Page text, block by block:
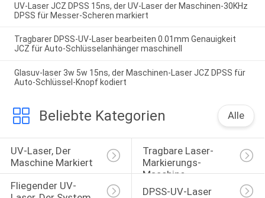
UV-Laser JCZ DPSS 15ns, der UV-Laser der Maschinen-30KHz
DPSS für Messer-Scheren markiert
Tragbarer DPSS-UV-Laser bearbeiten 0.01mm Genauigkeit
JCZ für Auto-Schlüsselanhänger maschinell
Glasuv-laser 3w 5w 15ns, der Maschinen-Laser JCZ DPSS für
Auto-Schlüssel-Knopf kodiert
Beliebte Kategorien Alle
UV-Laser, Der
Maschine Markiert
Tragbare Laser-
Markierungs-
Maschine
Fliegender UV-
DPSS-UV-Laser